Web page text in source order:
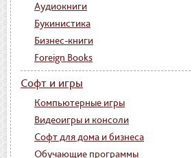
Аудиокниги
Букинистика
Бизнес-книги
Foreign Books
Софт и игры
Компьютерные игры
Видеоигры и консоли
Софт для дома и бизнеса
Обучающие программы